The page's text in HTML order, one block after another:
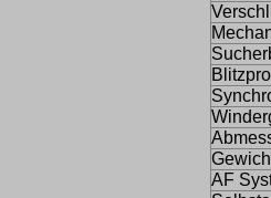
AF